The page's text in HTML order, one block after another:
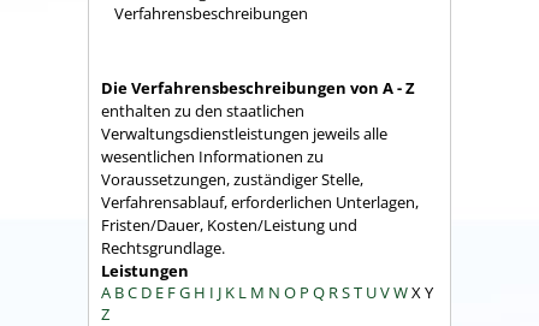
Verfahrensbeschreibungen
Die Verfahrensbeschreibungen von A - Z
enthalten zu den staatlichen
Verwaltungsdienstleistungen jeweils alle
wesentlichen Informationen zu
Voraussetzungen, zuständiger Stelle,
Verfahrensablauf, erforderlichen Unterlagen,
Fristen/Dauer, Kosten/Leistung und
Rechtsgrundlage.
Leistungen
A BC D E FG H I J K L M N O P Q RST UVWX Y
Z